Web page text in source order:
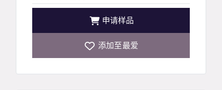
申请样品
添加至最爱